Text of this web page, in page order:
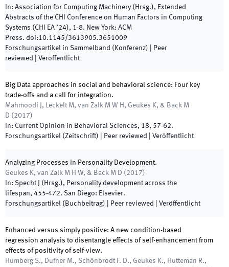
In: Association for Computing Machinery ( Hrsg.), Extended
Abstracts of the CHI Conference on Human Factors in Computing
Systems (CHI EA ’24), 1-8. New York: ACM
Press. doi:10.1145/3613905.3651009
Forschungsartikel in Sammelband (Konferenz) | Peer
reviewed
Veröffentlicht
Big Data approaches in social and behavioral science: Four key
trade-offs and a call for integration.
Mahmoodi J, Leckelt M, van Zalk M W H, Geukes K, & Back M
D ( 2017)
In: Current Opinion in Behavioral Sciences, 18, 57-62.
Forschungsartikel (Zeitschrift) | Peer reviewed Veröffentlicht
Analyzing Processes in Personality Development.
Geukes K, van Zalk M H W, & Back M D ( 2017)
In: Specht J ( Hrsg.), Personality development across the
lifespan, 455-472. San Diego: Elsevier.
Forschungsartikel (Buchbeitrag) | Peer reviewed Veröffentlicht
Enhanced versus simply positive: A new condition-based
regression analysis to disentangle effects of self-enhancement from
effects of positivity of self-view.
Humberg S., Dufner M., Schönbrodt F. D., Geukes K., Hutteman R.,